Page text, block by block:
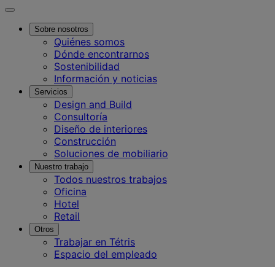
Sobre nosotros
Quiénes somos
Dónde encontrarnos
Sostenibilidad
Información y noticias
Servicios
Design and Build
Consultoría
Diseño de interiores
Construcción
Soluciones de mobiliario
Nuestro trabajo
Todos nuestros trabajos
Oficina
Hotel
Retail
Otros
Trabajar en Tétris
Espacio del empleado